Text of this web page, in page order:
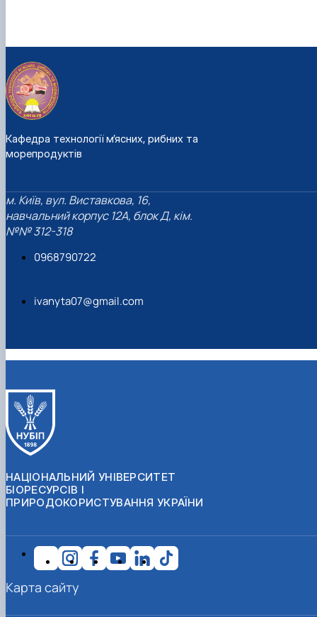
Кафедра технології м’ясних, рибних та
морепродуктів
м. Київ, вул. Виставкова, 16,
навчальний корпус 12А, блок Д, кім.
№№ 312-318
0968790722
ivanyta07@gmail.com
НАЦІОНАЛЬНИЙ УНІВЕРСИТЕТ
БІОРЕСУРСІВ І
ПРИРОДОКОРИСТУВАННЯ УКРАЇНИ
Карта сайту